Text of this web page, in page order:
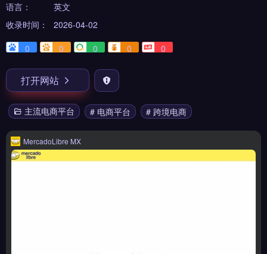
语言：
英文
收录时间：
2026-04-02
0
0 0 0 0
打开网站
主流电商平台 # 电商平台 # 跨境电商
MercadoLibre MX